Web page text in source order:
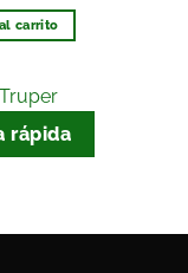
carrito
Truper
rápida